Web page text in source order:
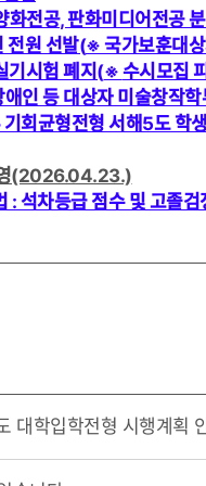
화전공, 판화미디어전공
전원 선발(※ 국가보훈대
기시험 폐지(※ 수시모집
인 등 대상자 미술창작
회균형전형 서해5도 학
영(2026.04.23.)
: 석차등급 점수 및 고졸
대학입학전형 시행계획